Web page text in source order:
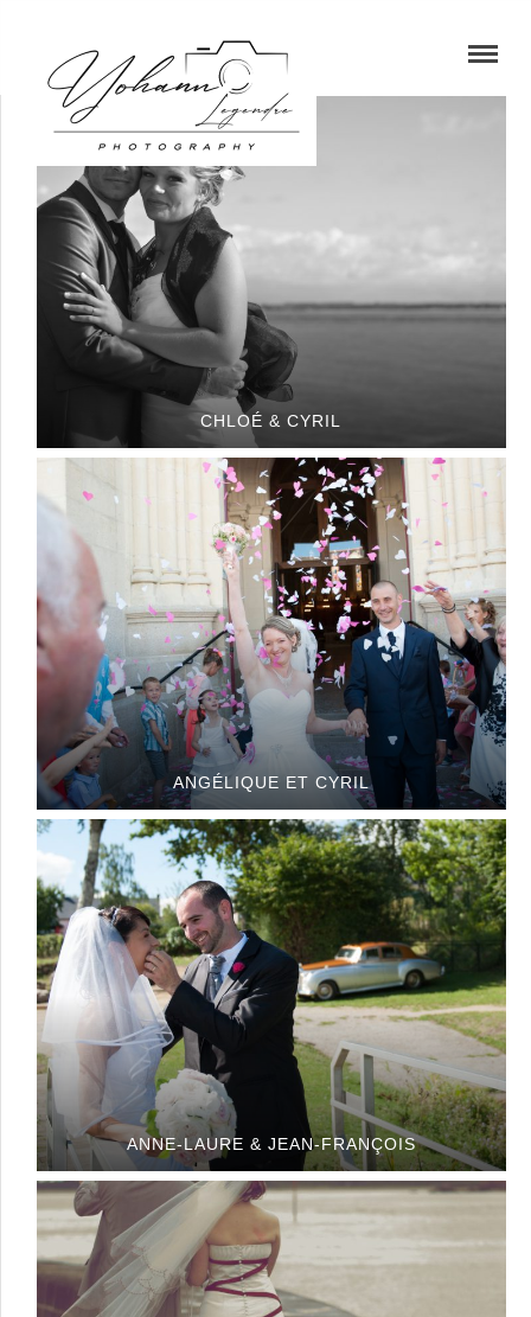
CHLOÉ & CYRIL
ANGÉLIQUE ET CYRIL
ANNE-LAURE & JEAN-FRANÇOIS